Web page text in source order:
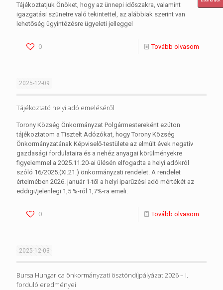
Tájékoztatjuk Önöket, hogy az ünnepi időszakra, valamint
igazgatási szünetre való tekintettel, az alábbiak szerint van
lehetőség ügyintézésre ügyeleti jelleggel
0 Tovább olvasom
2025-12-09
Tájékoztató helyi adó emeléséről
Torony Község Önkormányzat Polgármestereként ezúton
tájékoztatom a Tisztelt Adózókat, hogy Torony Község
Önkormányzatának Képviselő-testülete az elmúlt évek negatív
gazdasági fordulataira és a nehéz anyagai körülményekre
figyelemmel a 2025.11.20-ai ülésén elfogadta a helyi adókról
szóló 16/2025.(XI.21.) önkormányzati rendelet. A rendelet
értelmében 2026. január 1-től a helyi iparűzési adó mértékét az
eddigi/jelenlegi 1,5 %-ról 1,7%-ra emeli.
0 Tovább olvasom
2025-12-03
Bursa Hungarica önkormányzati ösztöndíjpályázat 2026 – I.
forduló eredményei